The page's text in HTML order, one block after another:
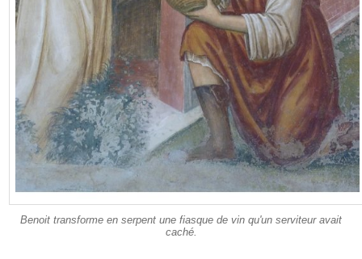
Benoit transforme en serpent une fiasque de vin qu'un serviteur avait
caché.